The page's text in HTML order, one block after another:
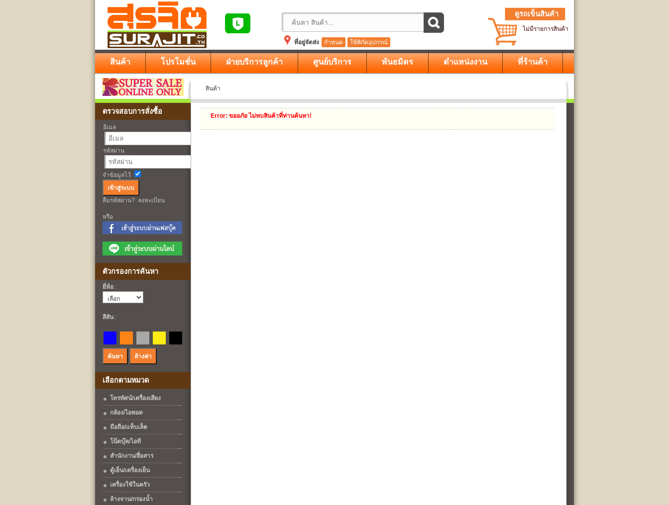
ดูรถเข็นสินค้า
ไม่มีรายการสินค้า
ที่อยู่จัดส่ง
กำหนด ใช้พิกัดอุปกรณ์
สินค้า โปรโมชั่น ฝ่ายบริการลูกค้า ศูนย์บริการ พันธมิตร ตำแหน่งงาน ที่ร้านค้า
สินค้า
Error: ขออภัย ไม่พบสินค้าที่ท่านค้นหา!
ตรวจสอบการสั่งซื้อ
อีเมล
รหัสผ่าน
จำข้อมูลไว้
ลืมรหัสผ่าน? ลงทะเบียน
หรือ
ตัวกรองการค้นหา
ยี่ห้อ :
สีสัน:
เลือกตามหมวด
โทรทัศน์/เครื่องเสียง
กล้อง/ไอพอด
มือถือ/แท็บเล็ต
โน๊ตบุ๊ค/ไอที
สำนักงาน/สื่อสาร
ตู้เย็น/เครื่องเย็น
เครื่องใช้ในครัว
ล้างจาน/กรองน้ำ